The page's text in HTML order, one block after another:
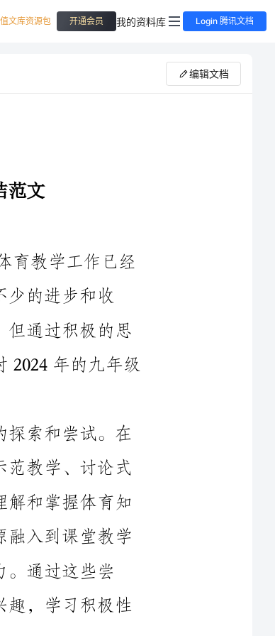
文库资源包 开通会员 我的资料库 Login 腾讯文档
编辑文档